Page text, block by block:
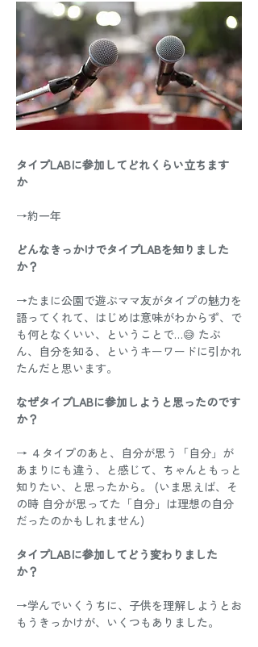
タイプLABに参加してどれくらい立ちます
か
→約一年
どんなきっかけでタイプLABを知りました
か？
→たまに公園で遊ぶママ友がタイプの魅力を
語ってくれて、はじめは意味がわからず、で
も何となくいい、ということで…😅 たぶ
ん、自分を知る、というキーワードに引かれ
たんだと思います。
なぜタイプLABに参加しようと思ったのです
か？
→ ４タイプのあと、自分が思う「自分」が
あまりにも違う、と感じて、ちゃんともっと
知りたい、と思ったから。 (いま思えば、そ
の時 自分が思ってた「自分」は理想の自分
だったのかもしれません)
タイプLABに参加してどう変わりました
か？
→学んでいくうちに、子供を理解しようとお
もうきっかけが、いくつもありました。